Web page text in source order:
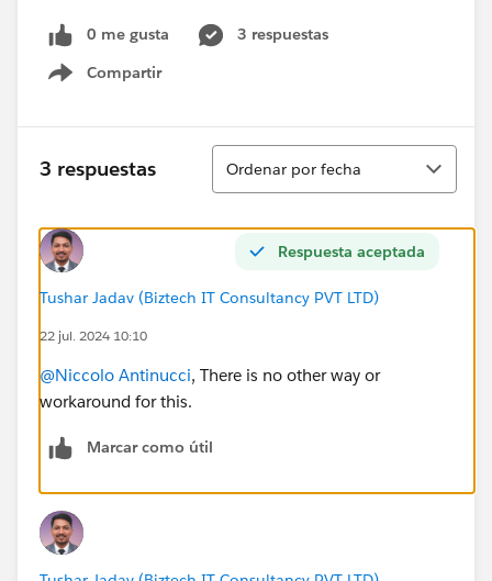
0 me gusta
3 respuestas
Compartir
Show menu
3 respuestas
Ordenar
Ordenar por fecha
Respuesta aceptada
Tushar Jadav (Biztech IT Consultancy PVT LTD)
22 jul. 2024 10:10
@Niccolo Antinucci, There is no other way or
workaround for this.
Marcar como útil